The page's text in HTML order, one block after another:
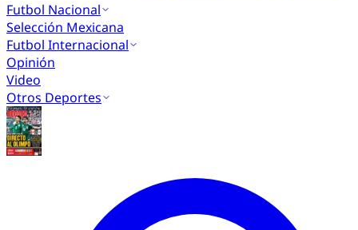
Futbol Nacional
Selección Mexicana
Futbol Internacional
Opinión
Video
Otros Deportes